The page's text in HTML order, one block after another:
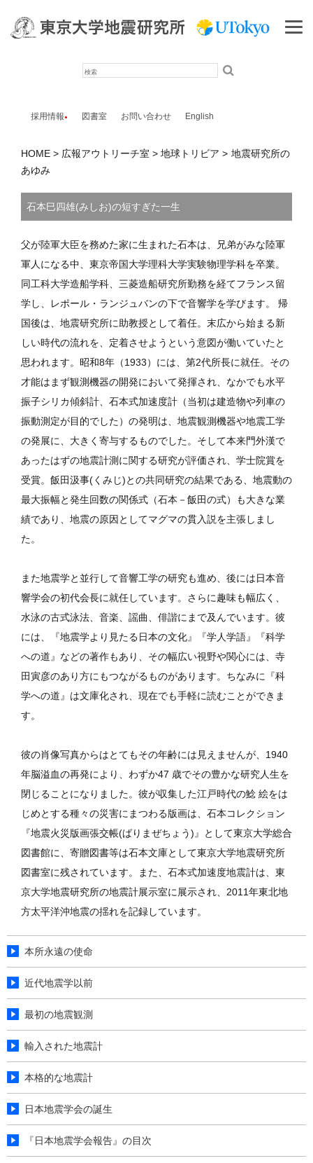
採用情報 図書室 お問い合わせ English
HOME 広報アウトリーチ室 地球トリビア
地震研究所の
あゆみ
石本巳四雄(みしお)の短すぎた一生
父が陸軍大臣を務めた家に生まれた石本は、兄弟がみな陸軍
軍人になる中、東京帝国大学理科大学実験物理学科を卒業。
同工科大学造船学科、三菱造船研究所勤務を経てフランス留
学し、レポール・ランジュバンの下で音響学を学びます。 帰
国後は、地震研究所に助教授として着任。末広から始まる新
しい時代の流れを、定着させようという意図が働いていたと
思われます。昭和8年（1933）には、第2代所長に就任。その
才能はまず観測機器の開発において発揮され、なかでも水平
振子シリカ傾斜計、石本式加速度計（当初は建造物や列車の
振動測定が目的でした）の発明は、地震観測機器や地震工学
の発展に、大きく寄与するものでした。そして本来門外漢で
あったはずの地震計測に関する研究が評価され、学士院賞を
受賞。飯田汲事(くみじ)との共同研究の結果である、地震動の
最大振幅と発生回数の関係式（石本－飯田の式）も大きな業
績であり、地震の原因としてマグマの貫入説を主張しまし
た。
また地震学と並行して音響工学の研究も進め、後には日本音
響学会の初代会長に就任しています。さらに趣味も幅広く、
水泳の古式泳法、音楽、謡曲、俳諧にまで及んでいます。彼
には、『地震学より見たる日本の文化』『学人学語』『科学
への道』などの著作もあり、その幅広い視野や関心には、寺
田寅彦のあり方にもつながるものがあります。ちなみに『科
学への道』は文庫化され、現在でも手軽に読むことができま
す。
彼の肖像写真からはとてもその年齢には見えませんが、1940
年脳溢血の再発により、わずか47 歳でその豊かな研究人生を
閉じることになりました。彼が収集した江戸時代の鯰 絵をは
じめとする種々の災害にまつわる版画は、石本コレクション
『地震火災版画張交帳(ばりまぜちょう)』として東京大学総合
図書館に、寄贈図書等は石本文庫として東京大学地震研究所
図書室に残されています。また、石本式加速度地震計は、東
京大学地震研究所の地震計展示室に展示され、2011年東北地
方太平洋沖地震の揺れを記録しています。
本所永遠の使命
近代地震学以前
最初の地震観測
輸入された地震計
本格的な地震計
日本地震学会の誕生
『日本地震学会報告』の目次